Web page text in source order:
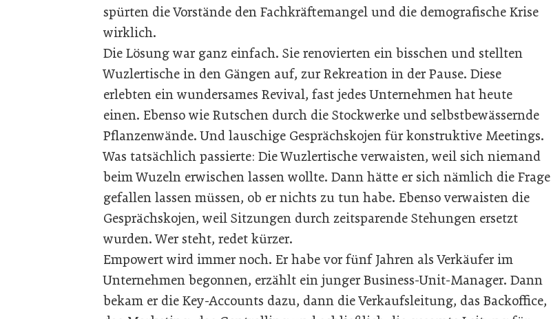
spürten die Vorstände den Fachkräftemangel und die demografische Krise
wirklich.
Die Lösung war ganz einfach. Sie renovierten ein bisschen und stellten
Wuzlertische in den Gängen auf, zur Rekreation in der Pause. Diese
erlebten ein wundersames Revival, fast jedes Unternehmen hat heute
einen. Ebenso wie Rutschen durch die Stockwerke und selbstbewässernde
Pflanzenwände. Und lauschige Gesprächskojen für konstruktive Meetings.
Was tatsächlich passierte: Die Wuzlertische verwaisten, weil sich niemand
beim Wuzeln erwischen lassen wollte. Dann hätte er sich nämlich die Frage
gefallen lassen müssen, ob er nichts zu tun habe. Ebenso verwaisten die
Gesprächskojen, weil Sitzungen durch zeitsparende Stehungen ersetzt
wurden. Wer steht, redet kürzer.
Empowert wird immer noch. Er habe vor fünf Jahren als Verkäufer im
Unternehmen begonnen, erzählt ein junger Business-Unit-Manager. Dann
bekam er die Key-Accounts dazu, dann die Verkaufsleitung, das Backoffice,